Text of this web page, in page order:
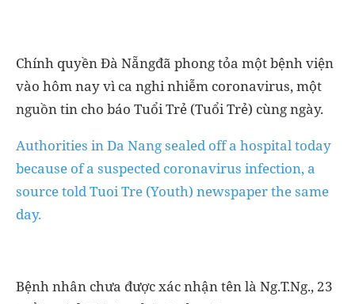
Chính quyền Đà Nẵngđã phong tỏa một bệnh viện
vào hôm nay vì ca nghi nhiễm coronavirus, một
nguồn tin cho báo Tuổi Trẻ (Tuổi Trẻ) cùng ngày.
Authorities in Da Nang sealed off a hospital today
because of a suspected coronavirus infection, a
source told Tuoi Tre (Youth) newspaper the same
day.
Bệnh nhân chưa được xác nhận tên là Ng.T.Ng., 23